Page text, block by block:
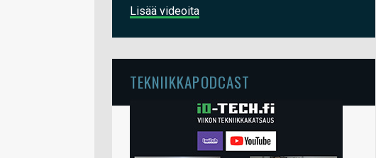
Lisää videoita
TEKNIIKKAPODCAST